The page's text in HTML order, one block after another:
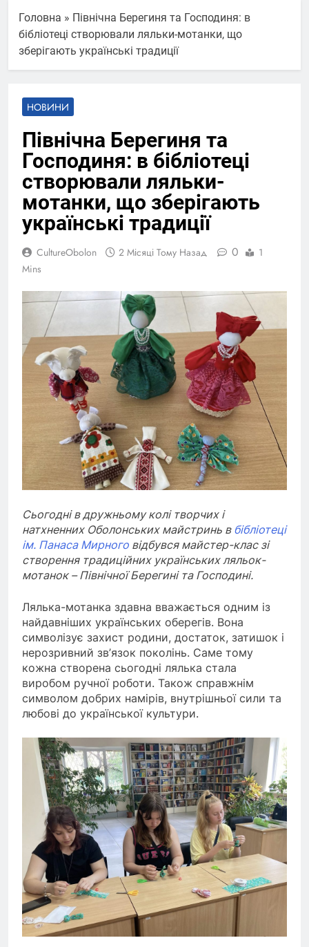
Головна » Північна Берегиня та Господиня: в
бібліотеці створювали ляльки-мотанки, що
зберігають українські традиції
НОВИНИ
Північна Берегиня та
Господиня: в бібліотеці
створювали ляльки-
мотанки, що зберігають
українські традиції
CultureObolon 2 Місяці Тому Назад 0
1
Mins
Сьогодні в дружньому колі творчих і
натхненних Оболонських майстринь в бібліотеці
ім. Панаса Мирного відбувся майстер-клас зі
створення традиційних українських ляльок-
мотанок – Північної Берегині та Господині.
Лялька-мотанка здавна вважається одним із
найдавніших українських оберегів. Вона
символізує захист родини, достаток, затишок і
нерозривний зв’язок поколінь. Саме тому
кожна створена сьогодні лялька стала
виробом ручної роботи. Також справжнім
символом добрих намірів, внутрішньої сили та
любові до української культури.